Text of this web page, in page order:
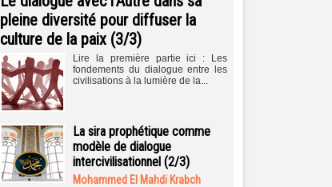
pleine diversité pour diffuser la
culture de la paix (3/3)
Lire la première partie ici : Les
fondements du dialogue entre les
civilisations à la lumière de la...
La sira prophétique comme
modèle de dialogue
intercivilisationnel (2/3)
Mohammed El Mahdi Krabch